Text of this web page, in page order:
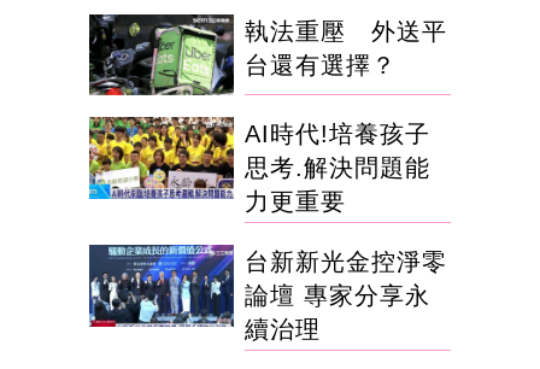
執法重壓 外送平
台還有選擇？
AI時代!培養孩子
思考.解決問題能
力更重要
台新新光金控淨零
論壇 專家分享永
續治理